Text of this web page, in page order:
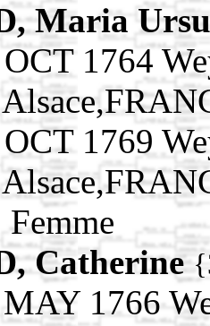
Maria
1764
1769
Femme
Catherine
1766